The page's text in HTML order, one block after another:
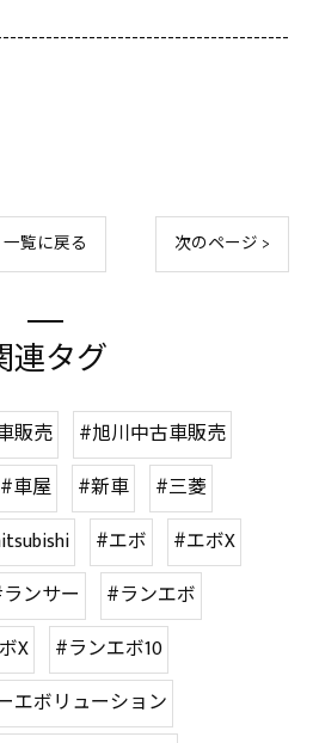
一覧に戻る 次のページ >
連タグ
販売
#旭川中古車販売
#車屋 #新車
#三菱
#エボ
#エボX
ンサー
#ランエボ
X
#ランエボ10
エボリューション